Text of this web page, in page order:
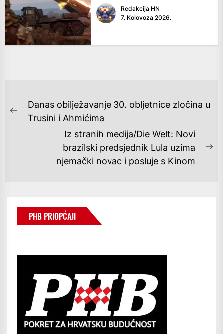
Redakcija HN
7. Kolovoza 2026.
NAVIGACIJA
OBJAVA
Previous
Danas obilježavanje 30. obljetnice zločina u
Trusini i Ahmićima
Iz stranih medija/Die Welt: Novi
brazilski predsjednik Lula uzima
njemački novac i posluje s Kinom
PHB PRIOPĆAJI